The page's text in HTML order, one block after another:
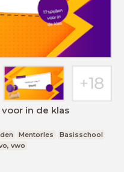
in de klas
Mentorles
Basisschool
vwo